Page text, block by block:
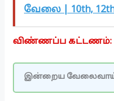
வேலை | 10th,
விண்ணப்ப கட்டணம்:
இன்றைய